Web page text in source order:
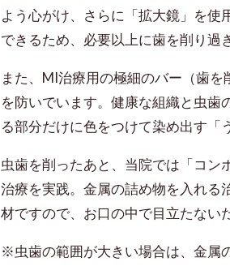
よう心がけ、さらに「拡大鏡」を
できるため、必要以上に歯を削り過
また、MI治療用の極細のバー（歯
を防いでいます。健康な組織と虫歯
る部分だけに色をつけて染め出す「
虫歯を削ったあと、当院では「コン
治療を実践。金属の詰め物を入れる
材ですので、お口の中で目立たない
※虫歯の範囲が大きい場合は、金属